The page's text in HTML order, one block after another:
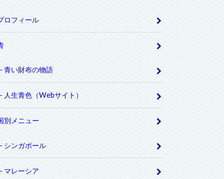
ロフィール
青い財布の物語
人生青色（Webサイト）
別メニュー
シンガポール
マレーシア